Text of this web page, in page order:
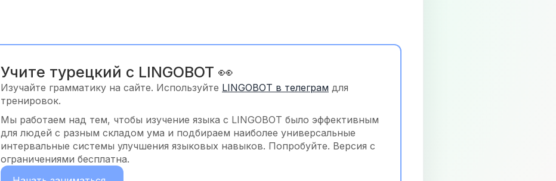
Учите турецкий с LINGOBOT 👀
Изучайте грамматику на сайте. Используйте LINGOBOT в телеграм для
тренировок.
Мы работаем над тем, чтобы изучение языка с LINGOBOT было эффективным
для людей с разным складом ума и подбираем наиболее универсальные
интервальные системы улучшения языковых навыков. Попробуйте. Версия с
ограничениями бесплатна.